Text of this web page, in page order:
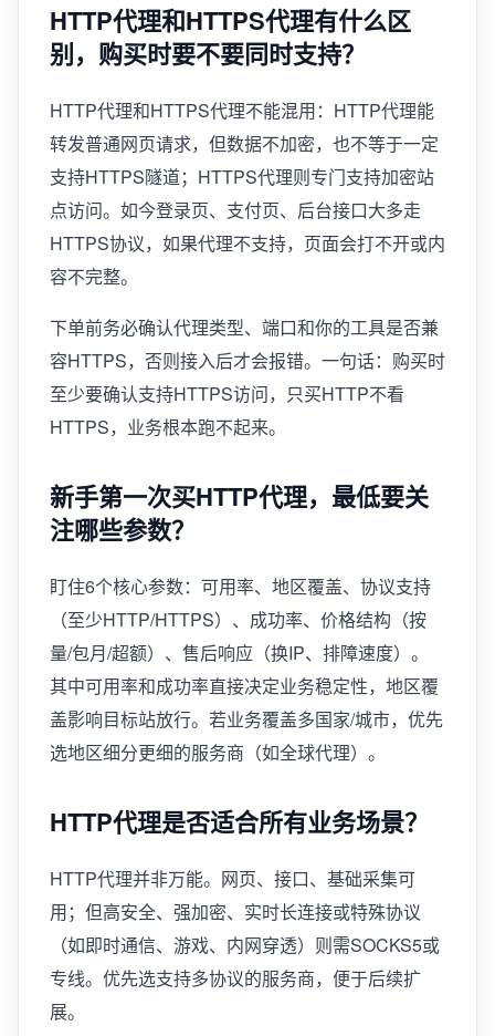
HTTP代理和HTTPS代理有什么区
别，购买时要不要同时支持？
HTTP代理和HTTPS代理不能混用：HTTP代理能
转发普通网页请求，但数据不加密，也不等于一定
支持HTTPS隧道；HTTPS代理则专门支持加密站
点访问。如今登录页、支付页、后台接口大多走
HTTPS协议，如果代理不支持，页面会打不开或内
容不完整。
下单前务必确认代理类型、端口和你的工具是否兼
容HTTPS，否则接入后才会报错。一句话：购买时
至少要确认支持HTTPS访问，只买HTTP不看
HTTPS，业务根本跑不起来。
新手第一次买HTTP代理，最低要关
注哪些参数？
盯住6个核心参数：可用率、地区覆盖、协议支持
（至少HTTP/HTTPS）、成功率、价格结构（按
量/包月/超额）、售后响应（换IP、排障速度）。
其中可用率和成功率直接决定业务稳定性，地区覆
盖影响目标站放行。若业务覆盖多国家/城市，优先
选地区细分更细的服务商（如全球代理）。
HTTP代理是否适合所有业务场景？
HTTP代理并非万能。网页、接口、基础采集可
用；但高安全、强加密、实时长连接或特殊协议
（如即时通信、游戏、内网穿透）则需SOCKS5或
专线。优先选支持多协议的服务商，便于后续扩
展。